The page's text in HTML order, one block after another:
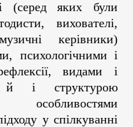
(серед яких були
вихователі,
керівники)
психологічними і
видами і
й і структурою
особливостями
у спілкуванні